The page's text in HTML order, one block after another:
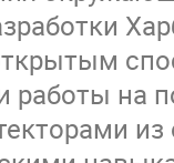
работы на